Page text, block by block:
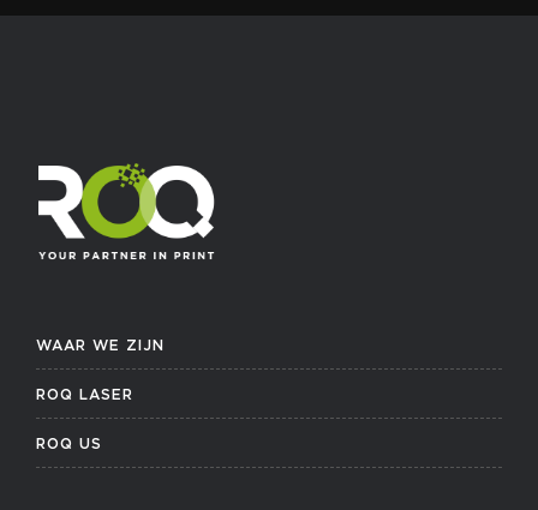
WAAR WE ZIJN
ROQ LASER
ROQ US